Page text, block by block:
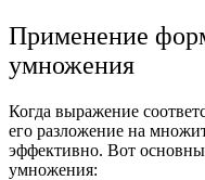
Применение
умножения
Когда выражение
его разложение на
эффективно. Вот
умножения: